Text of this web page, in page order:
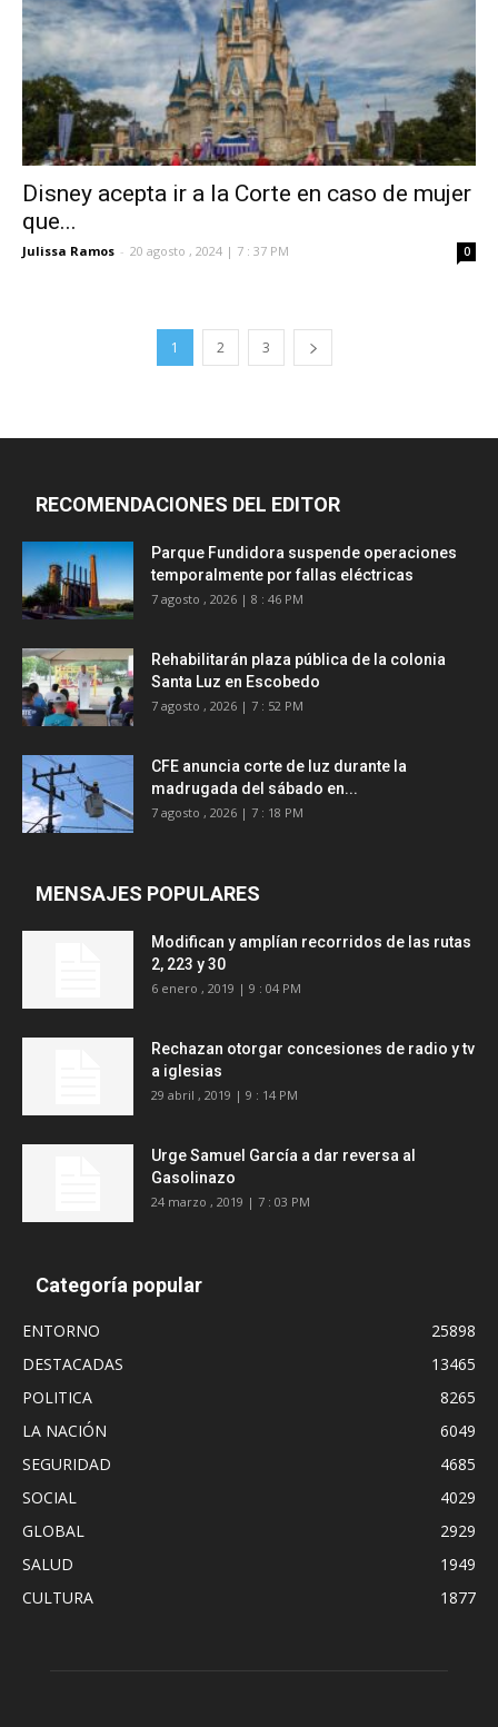
Disney acepta ir a la Corte en caso de mujer
que...
Julissa Ramos - 20 agosto , 2024 | 7 : 37 PM 0
1 2 3
RECOMENDACIONES DEL EDITOR
Parque Fundidora suspende operaciones
temporalmente por fallas eléctricas
7 agosto , 2026 | 8 : 46 PM
Rehabilitarán plaza pública de la colonia
Santa Luz en Escobedo
7 agosto , 2026 | 7 : 52 PM
CFE anuncia corte de luz durante la
madrugada del sábado en...
7 agosto , 2026 | 7 : 18 PM
MENSAJES POPULARES
Modifican y amplían recorridos de las rutas
2, 223 y 30
6 enero , 2019 | 9 : 04 PM
Rechazan otorgar concesiones de radio y tv
a iglesias
29 abril , 2019 | 9 : 14 PM
Urge Samuel García a dar reversa al
Gasolinazo
24 marzo , 2019 | 7 : 03 PM
Categoría popular
ENTORNO
25898
DESTACADAS
13465
POLITICA
8265
LA NACIÓN
6049
SEGURIDAD
4685
SOCIAL
4029
GLOBAL
2929
SALUD
1949
CULTURA
1877